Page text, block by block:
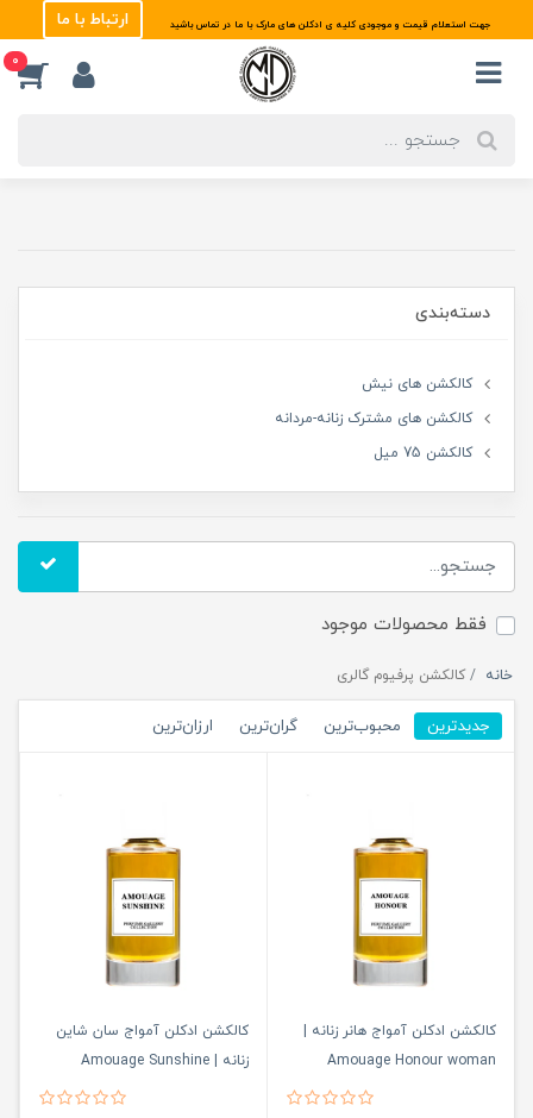
جهت استعلام قیمت و موجودی کلیه ی ادکلن های مارک با ما در تماس باشید ارتباط با ما
0
دسته‌بندی
کالکشن های نیش
کالکشن های مشترک زنانه-مردانه
کالکشن 75 میل
فقط محصولات موجود
خانه کالکشن پرفیوم گالری
جدیدترین محبوب‌ترین گران‌ترین ارزان‌ترین
کالکشن ادکلن آمواج هانر زنانه |
Amouage Honour woman
کالکشن ادکلن آمواج سان شاین
زنانه | Amouage Sunshine